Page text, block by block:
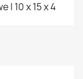
| 10 x 15 x 4